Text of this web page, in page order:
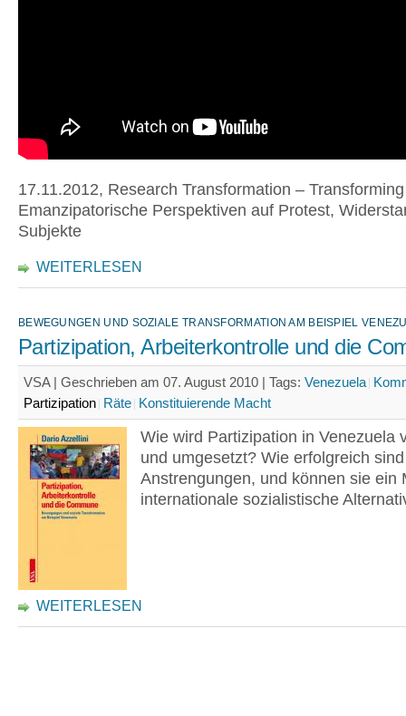
17.11.2012, Research Transformation –
Emanzipatorische Perspektiven auf Protest,
Subjekte
WEITERLESEN
BEWEGUNGEN UND SOZIALE TRANSFORMATION AM BEISPIEL
Partizipation, Arbeiterkontrolle und die
VSA | Geschrieben am 07. August 2010 | Tags: Venezuela
Partizipation Räte Konstituierende Macht
Wie wird Partizipation in Venezuela
und umgesetzt? Wie erfolgreich
Anstrengungen, und können sie ein
internationale sozialistische
WEITERLESEN